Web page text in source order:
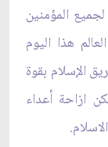
لجميع المؤمنين
هذا اليوم
الإسلام بقوة
ازاحة أعداء